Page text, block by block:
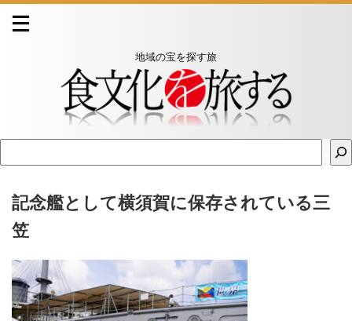
地域の宝を探す旅
記念艦として横須賀に保存されている三
笠